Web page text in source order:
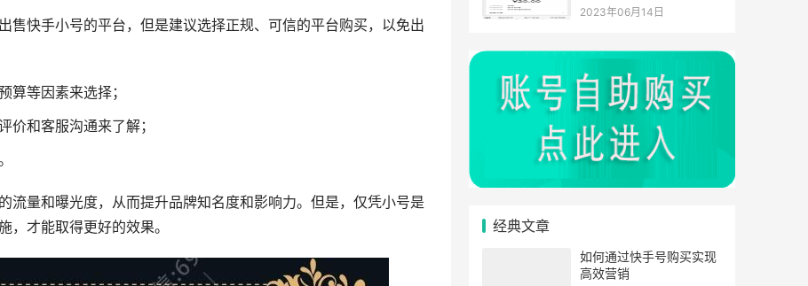
售快手小号的平台，但是建议选择正规、可信的平台购买，以免出
算等因素来选择；
价和客服沟通来了解；
流量和曝光度，从而提升品牌知名度和影响力。但是，仅凭小号是
，才能取得更好的效果。
2023年06月14日
经典文章
如何通过快手号购买实现
高效营销